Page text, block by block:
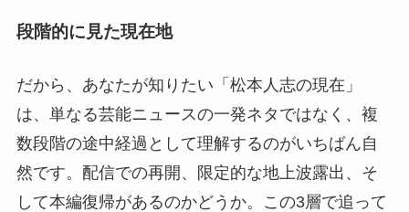
段階的に見た現在地
だから、あなたが知りたい「松本人志の現在」
は、単なる芸能ニュースの一発ネタではなく、複
数段階の途中経過として理解するのがいちばん自
然です。配信での再開、限定的な地上波露出、そ
して本編復帰があるのかどうか。この3層で追って